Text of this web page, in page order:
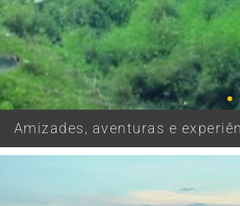
Amizades, aventuras e